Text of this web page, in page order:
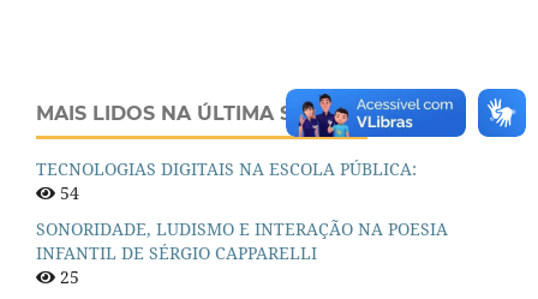
MAIS LIDOS NA ÚLTIMA SEMANA
TECNOLOGIAS DIGITAIS NA ESCOLA PÚBLICA:
54
SONORIDADE, LUDISMO E INTERAÇÃO NA POESIA
INFANTIL DE SÉRGIO CAPPARELLI
25